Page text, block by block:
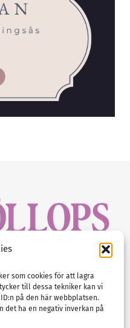
som cookies för att lagra
till dessa tekniker kan vi
på den här webbplatsen.
det ha en negativ inverkan på